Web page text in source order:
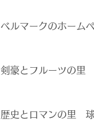
ベルマークのホーム
剣豪とフルーツの里
歴史とロマンの里 球